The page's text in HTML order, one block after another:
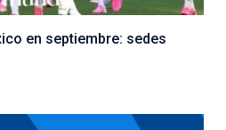
en septiembre: sedes